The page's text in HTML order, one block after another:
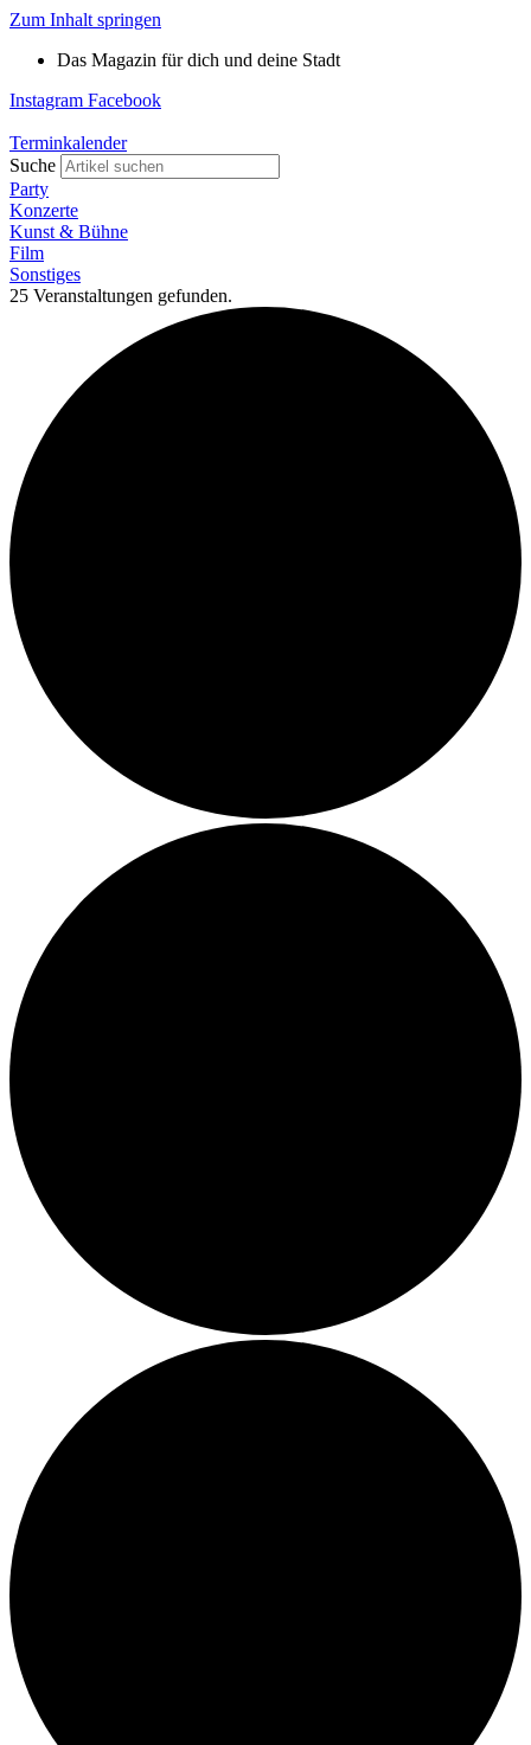
Zum Inhalt springen
Das Magazin für dich und deine Stadt
Instagram Facebook
Terminkalender
Suche
Party
Konzerte
Kunst & Bühne
Film
Sonstiges
25 Veranstaltungen gefunden.